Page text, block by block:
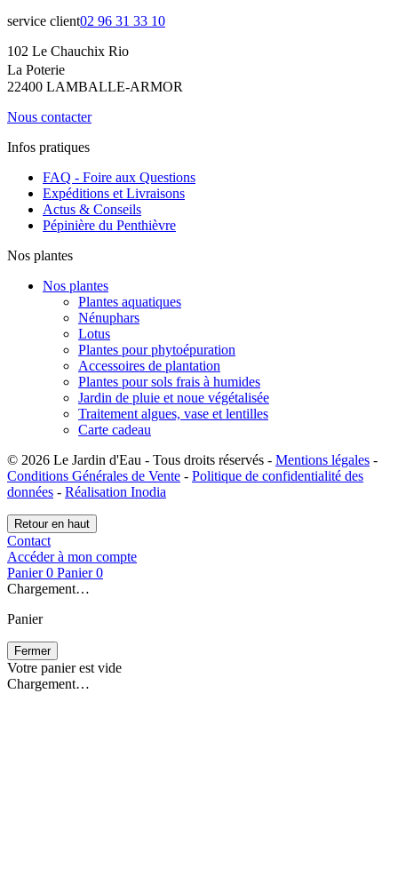
service client02 96 31 33 10
102 Le Chauchix Rio
La Poterie
22400 LAMBALLE-ARMOR
Nous contacter
Infos pratiques
FAQ - Foire aux Questions
Expéditions et Livraisons
Actus & Conseils
Pépinière du Penthièvre
Nos plantes
Nos plantes
Plantes aquatiques
Nénuphars
Lotus
Plantes pour phytoépuration
Accessoires de plantation
Plantes pour sols frais à humides
Jardin de pluie et noue végétalisée
Traitement algues, vase et lentilles
Carte cadeau
© 2026 Le Jardin d'Eau - Tous droits réservés - Mentions légales -
Conditions Générales de Vente - Politique de confidentialité des
données - Réalisation Inodia
Retour en haut
Contact
Accéder à mon compte
Panier 0 Panier 0
Chargement…
Panier
Fermer
Votre panier est vide
Chargement…